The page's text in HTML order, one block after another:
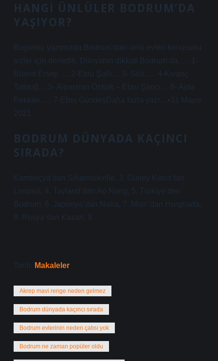
HANGI ÜNLÜLER BODRUM’DA
YAŞIYOR?
Bugünkü yazımızda Bodrum’daki ünlü evleri konusunu
sizler için derledik. Dünyanın dikkati Bodrum’da. … 1-
Bülent Ersoy. … 2-Ebru Şallı… 3- Sıla. … 4-Kıvanç
Tatlıtuğ… 5- Alparslan Öztürk – Ebru Şancı… 6- Ajda
Pekkan. … 7-Ebru GündeşDaha fazla yazı…•31 Mayıs
2021
BODRUM DÜNYADA KAÇINCI
SIRADA?
Kamboçya’dan Sihanoukville, 3. Güney Kıbrıs’tan
Limasol, 4. Tayland’dan Ao Nang, 5. Türkiye’den
Bodrum, 6. Japonya’dan Naha, 7. Mısır’dan Hurghada,
8. Rusya’dan Kazan, 9.
Tarih: Makaleler
Akrep mavi renge neden gelmez
Bodrum dünyada kaçıncı sırada
Bodrum evlerinin neden çatısı yok
Bodrum ne zaman popüler oldu